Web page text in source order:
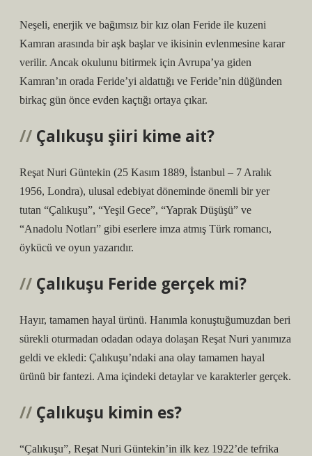
Neşeli, enerjik ve bağımsız bir kız olan Feride ile kuzeni
Kamran arasında bir aşk başlar ve ikisinin evlenmesine karar
verilir. Ancak okulunu bitirmek için Avrupa’ya giden
Kamran’ın orada Feride’yi aldattığı ve Feride’nin düğünden
birkaç gün önce evden kaçtığı ortaya çıkar.
Çalıkuşu şiiri kime ait?
Reşat Nuri Güntekin (25 Kasım 1889, İstanbul – 7 Aralık
1956, Londra), ulusal edebiyat döneminde önemli bir yer
tutan “Çalıkuşu”, “Yeşil Gece”, “Yaprak Düşüşü” ve
“Anadolu Notları” gibi eserlere imza atmış Türk romancı,
öykücü ve oyun yazarıdır.
Çalıkuşu Feride gerçek mi?
Hayır, tamamen hayal ürünü. Hanımla konuştuğumuzdan beri
sürekli oturmadan odadan odaya dolaşan Reşat Nuri yanımıza
geldi ve ekledi: Çalıkuşu’ndaki ana olay tamamen hayal
ürünü bir fantezi. Ama içindeki detaylar ve karakterler gerçek.
Çalıkuşu kimin es?
“Çalıkuşu”, Reşat Nuri Güntekin’in ilk kez 1922’de tefrika